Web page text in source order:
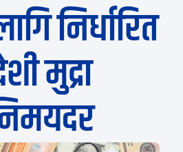
निर्धारित
मुद्रा